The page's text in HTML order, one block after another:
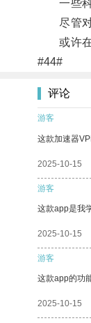
一些科
尽管对
或许在
#44#
评论
游客
这款加速器
2025-10-15
游客
这款app是我
2025-10-15
游客
这款app的功
2025-10-15